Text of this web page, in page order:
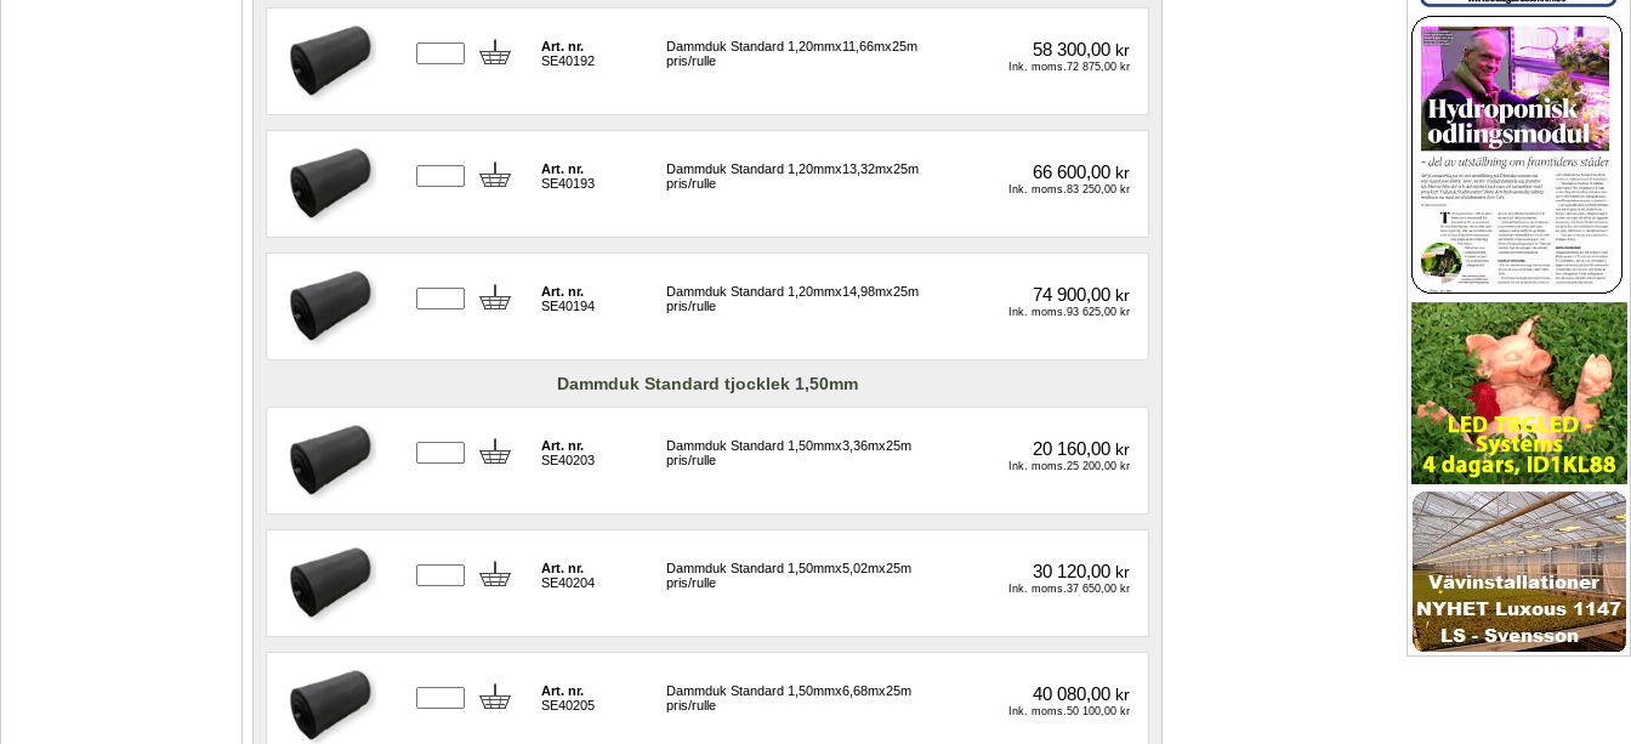
Art. nr.
SE40192
Dammduk Standard 1,20mmx11,66mx25m
pris/rulle
58 300,00kr
Ink. moms.72 875,00 kr
Art. nr.
SE40193
Dammduk Standard 1,20mmx13,32mx25m
pris/rulle
66 600,00kr
Ink. moms.83 250,00 kr
Art. nr.
SE40194
Dammduk Standard 1,20mmx14,98mx25m
pris/rulle
74 900,00kr
Ink. moms.93 625,00 kr
Dammduk Standard tjocklek 1,50mm
Art. nr.
SE40203
Dammduk Standard 1,50mmx3,36mx25m
pris/rulle
20 160,00kr
Ink. moms.25 200,00 kr
Art. nr.
SE40204
Dammduk Standard 1,50mmx5,02mx25m
pris/rulle
30 120,00kr
Ink. moms.37 650,00 kr
Art. nr.
SE40205
Dammduk Standard 1,50mmx6,68mx25m
pris/rulle
40 080,00kr
Ink. moms.50 100,00 kr